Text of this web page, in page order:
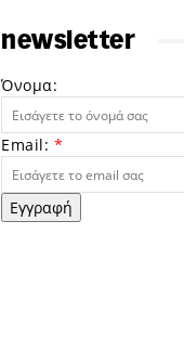
newsletter
Όνομα:
Email: *
Εγγραφή